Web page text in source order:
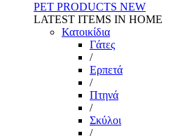
PET PRODUCTS NEW
LATEST ITEMS IN HOME
Κατοικίδια
Γάτες
/
Ερπετά
/
Πτηνά
/
Σκύλοι
/